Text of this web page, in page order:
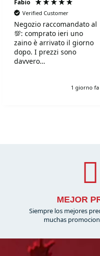
Fabio
Verified Customer
Negozio raccomandato al
💯: comprato ieri uno
zaino è arrivato il giorno
dopo. I prezzi sono
davvero
disponibilissimi. Grazie
1 giorno fa
MEJOR
Siempre los mejores
muchas